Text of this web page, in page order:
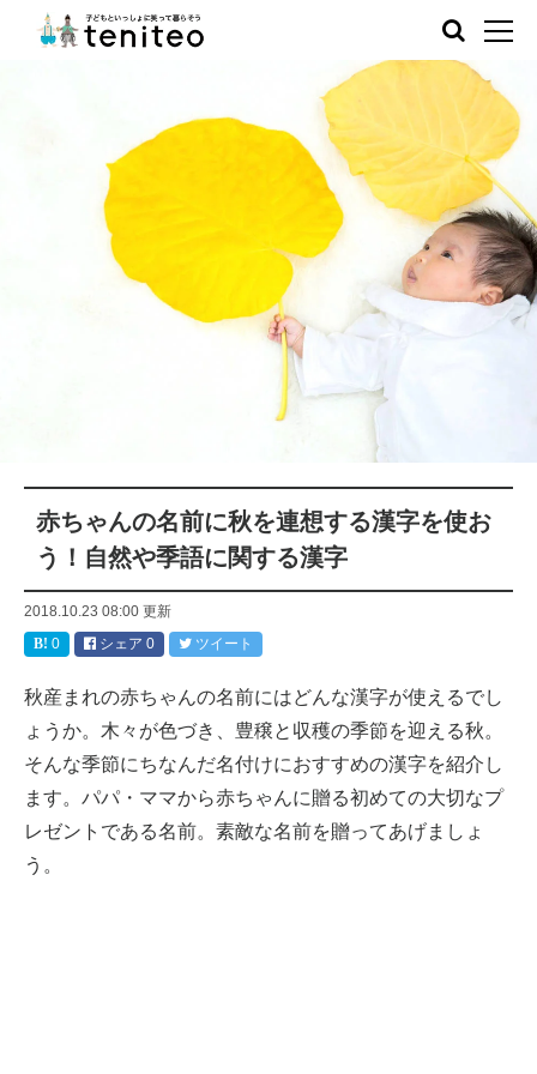
赤ちゃんの名前に秋を連想する漢字を使お
う！自然や季語に関する漢字
2018.10.23 08:00 更新
0
シェア 0 ツイート
秋産まれの赤ちゃんの名前にはどんな漢字が使えるでし
ょうか。木々が色づき、豊穣と収穫の季節を迎える秋。
そんな季節にちなんだ名付けにおすすめの漢字を紹介し
ます。パパ・ママから赤ちゃんに贈る初めての大切なプ
レゼントである名前。素敵な名前を贈ってあげましょ
う。